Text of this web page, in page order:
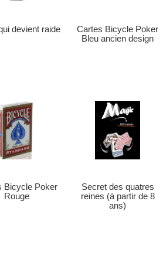
devient raide
Cartes Bicycle Poker
Bleu ancien design
Bicycle Poker
Rouge
Secret des quatres
reines (à partir de 8
ans)